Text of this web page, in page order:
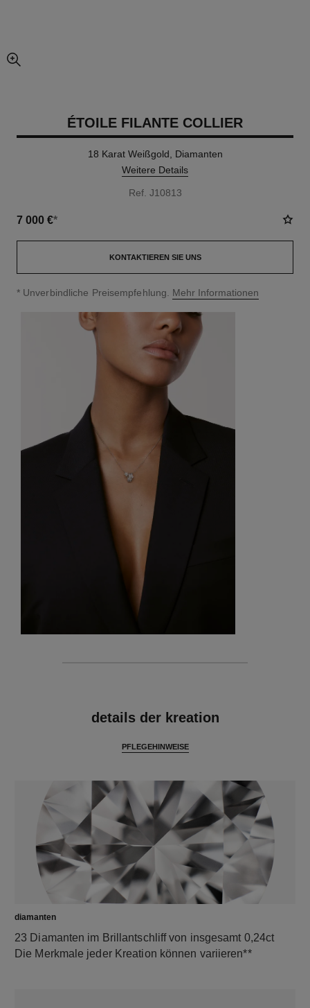
vergrößerter teil des bildes
ÉTOILE FILANTE COLLIER
18 Karat Weißgold, Diamanten
Weitere Details
Ref. J10813
7 000 €*
KONTAKTIEREN SIE UNS
↩
* Unverbindliche Preisempfehlung. Mehr Informationen
details der kreation
PFLEGEHINWEISE
diamanten
23 Diamanten im Brillantschliff von insgesamt 0,24ct
Die Merkmale jeder Kreation können variieren**